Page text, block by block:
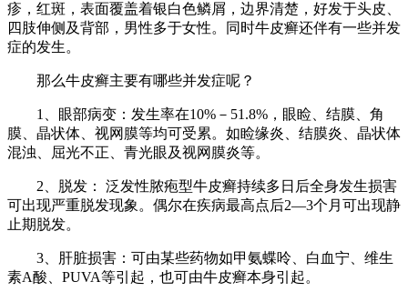
疹，红斑，表面覆盖着银白色鳞屑，边界清楚，好发于头皮、
四肢伸侧及背部，男性多于女性。同时牛皮癣还伴有一些并发
症的发生。
那么牛皮癣主要有哪些并发症呢？
1、眼部病变：发生率在10%－51.8%，眼睑、结膜、角
膜、晶状体、视网膜等均可受累。如睑缘炎、结膜炎、晶状体
混浊、屈光不正、青光眼及视网膜炎等。
2、脱发： 泛发性脓疱型牛皮癣持续多日后全身发生损害
可出现严重脱发现象。偶尔在疾病最高点后2—3个月可出现静
止期脱发。
3、肝脏损害：可由某些药物如甲氨蝶呤、白血宁、维生
素A酸、PUVA等引起，也可由牛皮癣本身引起。